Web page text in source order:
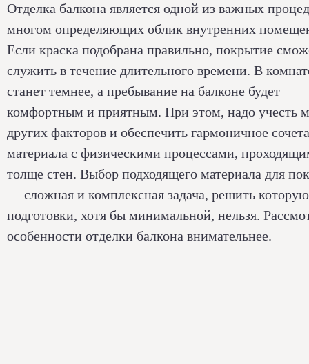
Отделка балкона является одной из важных
многом определяющих облик внутренних
Если краска подобрана правильно, покрытие
служить в течение длительного времени. В
станет темнее, а пребывание на балконе будет
комфортным и приятным. При этом, надо учесть
других факторов и обеспечить гармоничное
материала с физическими процессами,
толще стен. Выбор подходящего материала для
— сложная и комплексная задача, решить
подготовки, хотя бы минимальной, нельзя.
особенности отделки балкона внимательнее.